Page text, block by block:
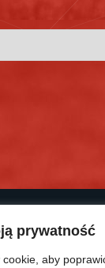
prywatność
aby